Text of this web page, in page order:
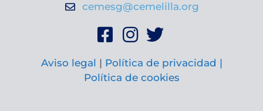
cemesg@cemelilla.org
Aviso legal | Política de privacidad |
Política de cookies